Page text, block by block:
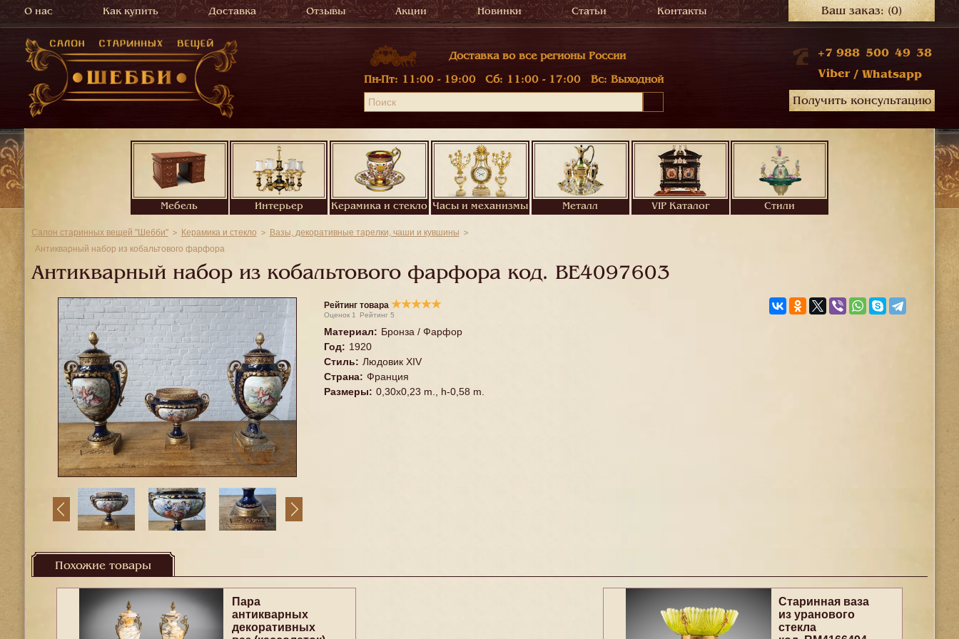
О нас Как купить Доставка Отзывы Акции Новинки Статьи Контакты Ваш заказ:(0)
Доставка во все регионы России
Пн-Пт: 11:00 - 19:00 Сб: 11:00 - 17:00 Вс: Выходной
+7 988 500 49 38
Viber / Whatsapp
Получить консультацию
Мебель Интерьер Керамика и стекло Часы и механизмы Металл VIP Каталог Стили
Салон старинных вещей "Шебби" Керамика и стекло
Вазы, декоративные тарелки, чаши и кувшины
Антикварный набор из кобальтового фарфора
Антикварный набор из кобальтового фарфора код. BE4097603
Рейтинг товара ★★★★★
Оценок 1 Рейтинг 5
Материал: Бронза / Фарфор
Год: 1920
Стиль: Людовик XIV
Страна: Франция
Размеры: 0,30x0,23 m., h-0,58 m.
Похожие товары
Пара
антикварных
декоративных
Старинная ваза
из уранового
стекла